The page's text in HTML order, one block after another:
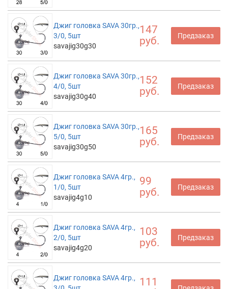
Джиг головка SAVA 30гр.,
3/0, 5шт
savajig30g30
147
руб.
Предзаказ
Джиг головка SAVA 30гр.,
4/0, 5шт
savajig30g40
152
руб.
Предзаказ
Джиг головка SAVA 30гр.,
5/0, 5шт
savajig30g50
165
руб.
Предзаказ
Джиг головка SAVA 4гр.,
1/0, 5шт
savajig4g10
99
руб.
Предзаказ
Джиг головка SAVA 4гр.,
2/0, 5шт
savajig4g20
103
руб.
Предзаказ
Джиг головка SAVA 4гр.,
111